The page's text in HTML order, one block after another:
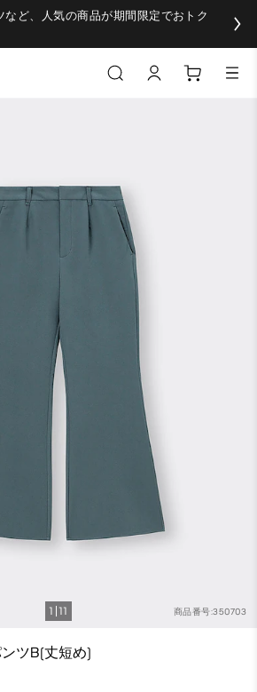
など、人気の商品が期間限定でおトク
商品番号:350703
1 11
ツB(丈短め)